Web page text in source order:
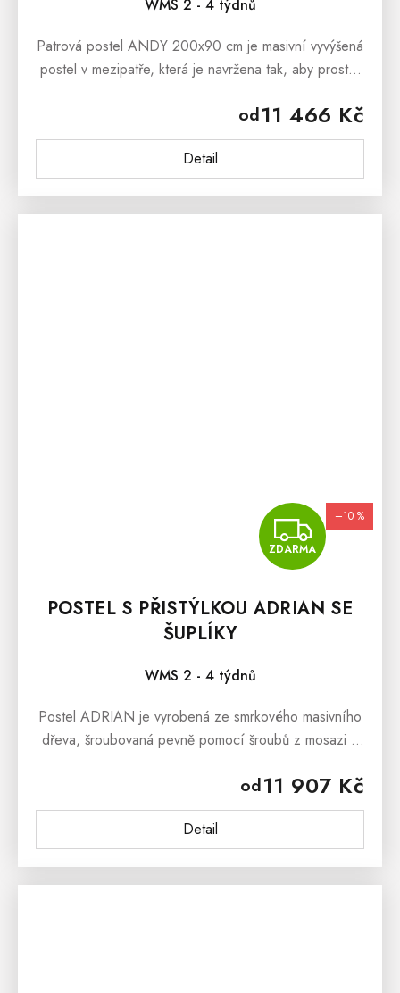
WMS 2 - 4 týdnů
od11 466 Kč
Detail
Patrová postel ANDY 200x90 cm je masivní vyvýšená
postel v mezipatře, která je navržena tak, aby prostor
ZDARMA
–10 %
POSTEL S PŘISTÝLKOU ADRIAN SE
ŠUPLÍKY
WMS 2 - 4 týdnů
od11 907 Kč
Detail
Postel ADRIAN je vyrobená ze smrkového masivního
dřeva, šroubovaná pevně pomocí šroubů z mosazi a
hluboké a prostorné zásuvky na...